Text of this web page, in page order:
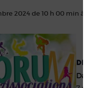
2024 de 10 h 00 min à
DÉTAILS
Date :